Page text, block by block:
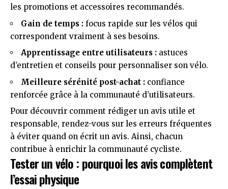
les promotions et accessoires recommandés.
Gain de temps : focus rapide sur les vélos qui
correspondent vraiment à ses besoins.
Apprentissage entre utilisateurs : astuces
d’entretien et conseils pour personnaliser son vélo.
Meilleure sérénité post-achat : confiance
renforcée grâce à la communauté d’utilisateurs.
Pour découvrir comment rédiger un avis utile et
responsable, rendez-vous sur les erreurs fréquentes
à éviter quand on écrit un avis. Ainsi, chacun
contribue à enrichir la communauté cycliste.
Tester un vélo : pourquoi les avis complètent
l’essai physique